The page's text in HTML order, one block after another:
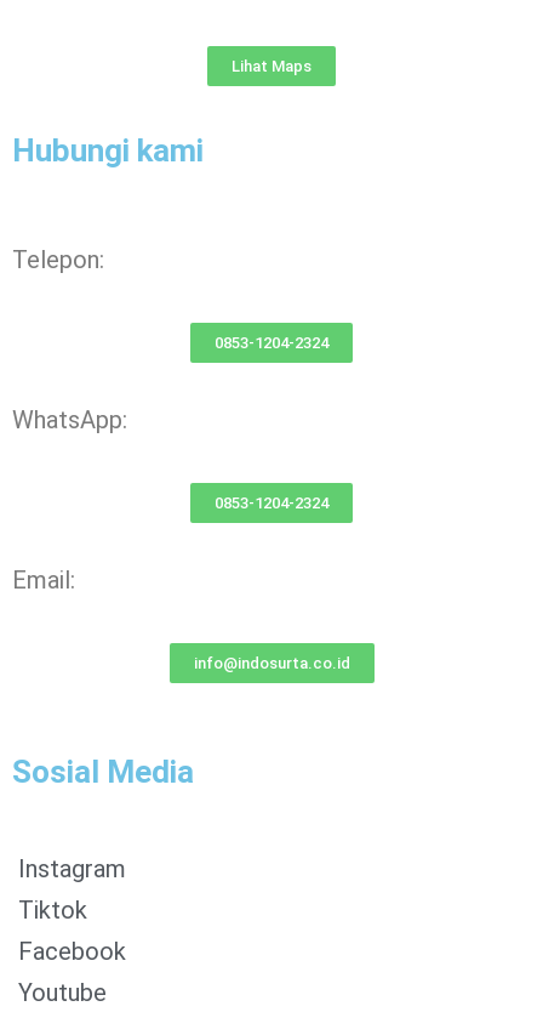
Lihat Maps
Hubungi kami
Telepon:
0853-1204-2324
WhatsApp:
0853-1204-2324
Email:
info@indosurta.co.id
Sosial Media
Instagram
Tiktok
Facebook
Youtube